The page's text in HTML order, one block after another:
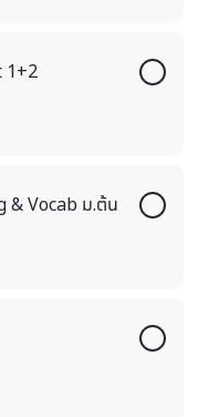
1+2
& Vocab ม.ต้น